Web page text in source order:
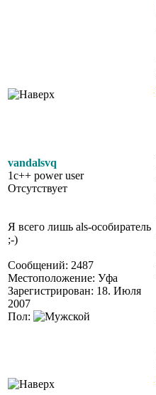
vandalsvq
1c++ power user
Отсутствует
Я всего лишь als-особиратель
;-)
Сообщений: 2487
Местоположение: Уфа
Зарегистрирован: 18. Июля
2007
Пол: